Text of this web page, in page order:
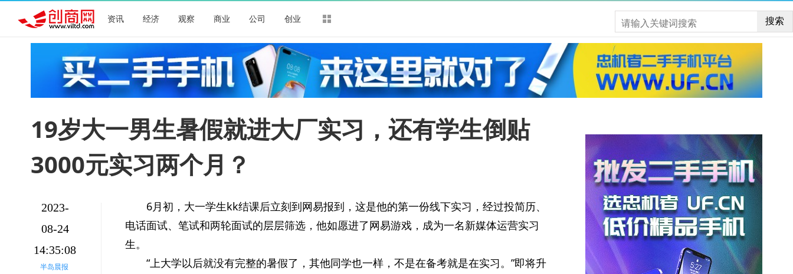
资讯 经济 观察 商业 公司 创业 搜索
19岁大一男生暑假就进大厂实习，还有学生倒贴
3000元实习两个月？
2023-
08-24
14:35:08
半岛晨报
6月初，大一学生kk结课后立刻到网易报到，这是他的第一份线下实习，经过投简历、
电话面试、笔试和两轮面试的层层筛选，他如愿进了网易游戏，成为一名新媒体运营实习
生。
“上大学以后就没有完整的暑假了，其他同学也一样，不是在备考就是在实习。”即将升